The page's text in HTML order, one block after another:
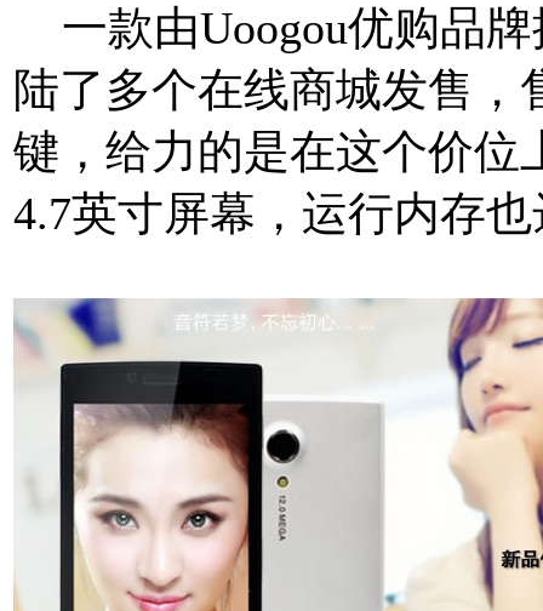
一款由Uoogou优购品
陆了多个在线商城发售，
键，给力的是在这个价位
4.7英寸屏幕，运行内存